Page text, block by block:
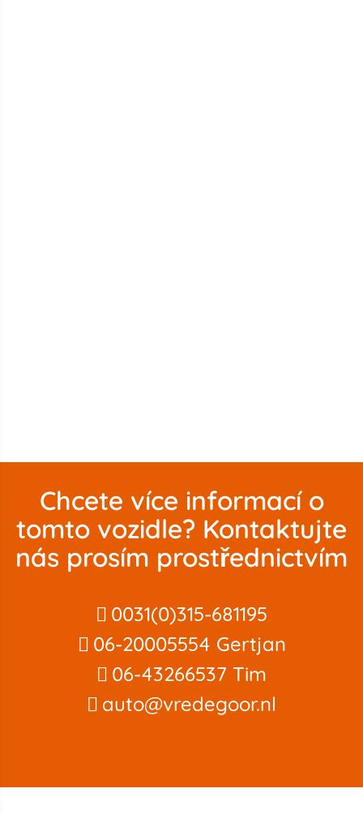
Chcete více informací o
tomto vozidle? Kontaktujte
nás prosím prostřednictvím
0031(0)315-681195
06-20005554 Gertjan
06-43266537 Tim
auto@vredegoor.nl